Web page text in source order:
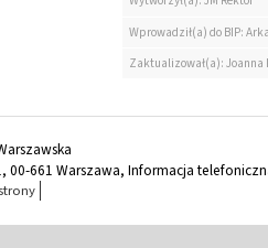
Wprowadził(a) do BIP:
Zaktualizował(a):
00-661 Warszawa, Informacja